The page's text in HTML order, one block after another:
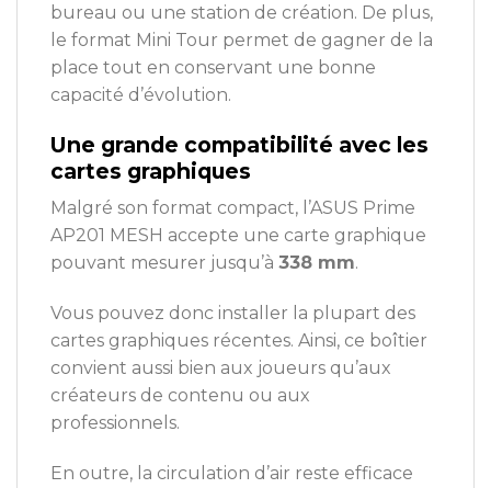
bureau ou une station de création. De plus,
le format Mini Tour permet de gagner de la
place tout en conservant une bonne
capacité d’évolution.
Une grande compatibilité avec les
cartes graphiques
Malgré son format compact, l’ASUS Prime
AP201 MESH accepte une carte graphique
pouvant mesurer jusqu’à 338 mm.
Vous pouvez donc installer la plupart des
cartes graphiques récentes. Ainsi, ce boîtier
convient aussi bien aux joueurs qu’aux
créateurs de contenu ou aux
professionnels.
En outre, la circulation d’air reste efficace